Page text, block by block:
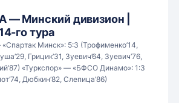
— Минский дивизион |
го тура
Минск»: 5:3 (Трофименко’14,
Грицик’31, Зуевич’64, Зуевич’76,
«Туркспор» — «БФСО Динамо»: 1:3
Дюбкин’82, Слепица’86)